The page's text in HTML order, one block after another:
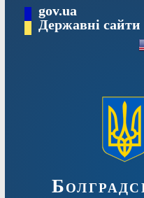
Перейтиgov.ua
Державні